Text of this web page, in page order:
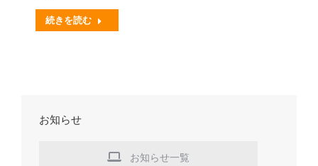
続きを読む
お知らせ
お知らせ一覧